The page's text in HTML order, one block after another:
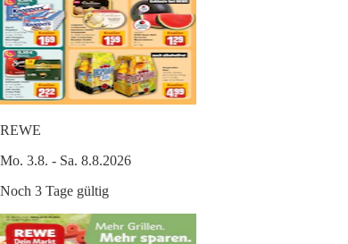
REWE
Mo. 3.8. - Sa. 8.8.2026
Noch 3 Tage gültig